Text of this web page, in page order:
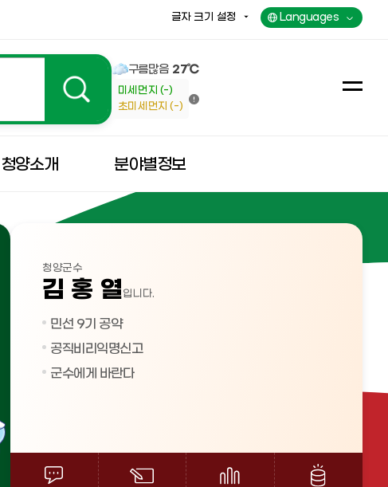
글자 크기 설정 Languages
구름많음 27℃
미세먼지 (-)
초미세먼지 (-)
청양소개 분야별정보
청양군수
김 홍 열입니다.
민선 9기 공약
공직비리익명신고
군수에게 바란다